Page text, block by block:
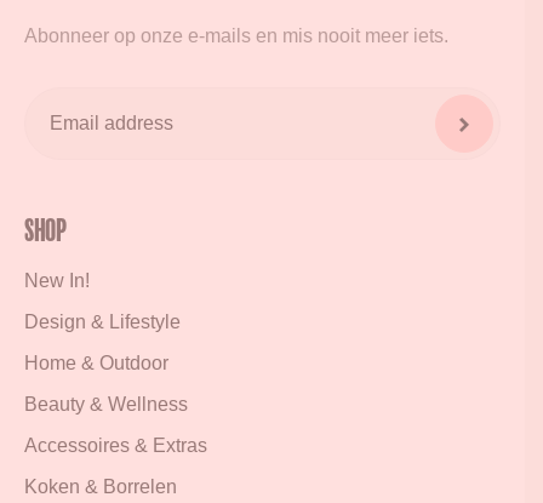
Abonneer op onze e-mails en mis nooit meer iets.
Shop
New In!
Design & Lifestyle
Home & Outdoor
Beauty & Wellness
Accessoires & Extras
Koken & Borrelen